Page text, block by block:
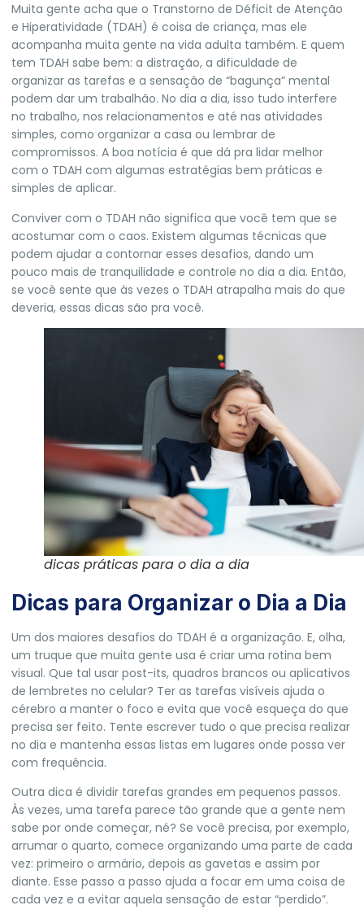
Muita gente acha que o Transtorno de Déficit de Atenção
e Hiperatividade (TDAH) é coisa de criança, mas ele
acompanha muita gente na vida adulta também. E quem
tem TDAH sabe bem: a distração, a dificuldade de
organizar as tarefas e a sensação de “bagunça” mental
podem dar um trabalhão. No dia a dia, isso tudo interfere
no trabalho, nos relacionamentos e até nas atividades
simples, como organizar a casa ou lembrar de
compromissos. A boa notícia é que dá pra lidar melhor
com o TDAH com algumas estratégias bem práticas e
simples de aplicar.
Conviver com o TDAH não significa que você tem que se
acostumar com o caos. Existem algumas técnicas que
podem ajudar a contornar esses desafios, dando um
pouco mais de tranquilidade e controle no dia a dia. Então,
se você sente que às vezes o TDAH atrapalha mais do que
deveria, essas dicas são pra você.
dicas práticas para o dia a dia
Dicas para Organizar o Dia a Dia
Um dos maiores desafios do TDAH é a organização. E, olha,
um truque que muita gente usa é criar uma rotina bem
visual. Que tal usar post-its, quadros brancos ou aplicativos
de lembretes no celular? Ter as tarefas visíveis ajuda o
cérebro a manter o foco e evita que você esqueça do que
precisa ser feito. Tente escrever tudo o que precisa realizar
no dia e mantenha essas listas em lugares onde possa ver
com frequência.
Outra dica é dividir tarefas grandes em pequenos passos.
Às vezes, uma tarefa parece tão grande que a gente nem
sabe por onde começar, né? Se você precisa, por exemplo,
arrumar o quarto, comece organizando uma parte de cada
vez: primeiro o armário, depois as gavetas e assim por
diante. Esse passo a passo ajuda a focar em uma coisa de
cada vez e a evitar aquela sensação de estar “perdido”.